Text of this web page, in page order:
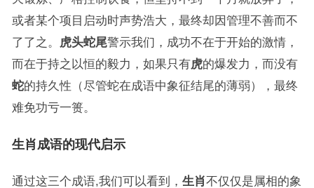
或者某个项目启动时声势浩大，最终却因管理不善而不
了了之。
虎头蛇尾警示我们，成功不在于开始的激情，
而在于持之以恒的毅力，如果只有虎的爆发力，而没有
蛇的持久性（尽管蛇在成语中象征结尾的薄弱），最终
难免功亏一篑。
生肖成语的现代启示
通过这三个成语,我们可以看到， 生肖不仅仅是属相的象